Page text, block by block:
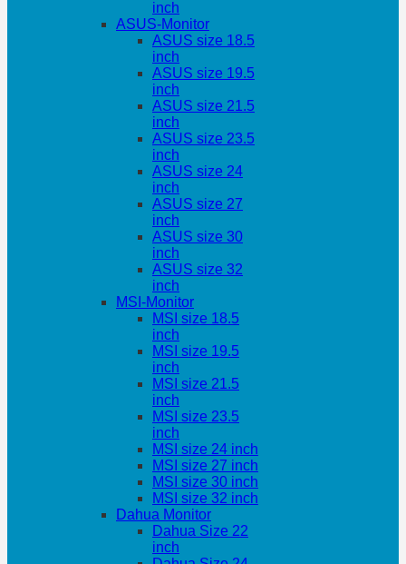
inch
ASUS-Monitor
ASUS size 18.5
inch
ASUS size 19.5
inch
ASUS size 21.5
inch
ASUS size 23.5
inch
ASUS size 24
inch
ASUS size 27
inch
ASUS size 30
inch
ASUS size 32
inch
MSI-Monitor
MSI size 18.5
inch
MSI size 19.5
inch
MSI size 21.5
inch
MSI size 23.5
inch
MSI size 24 inch
MSI size 27 inch
MSI size 30 inch
MSI size 32 inch
Dahua Monitor
Dahua Size 22
inch